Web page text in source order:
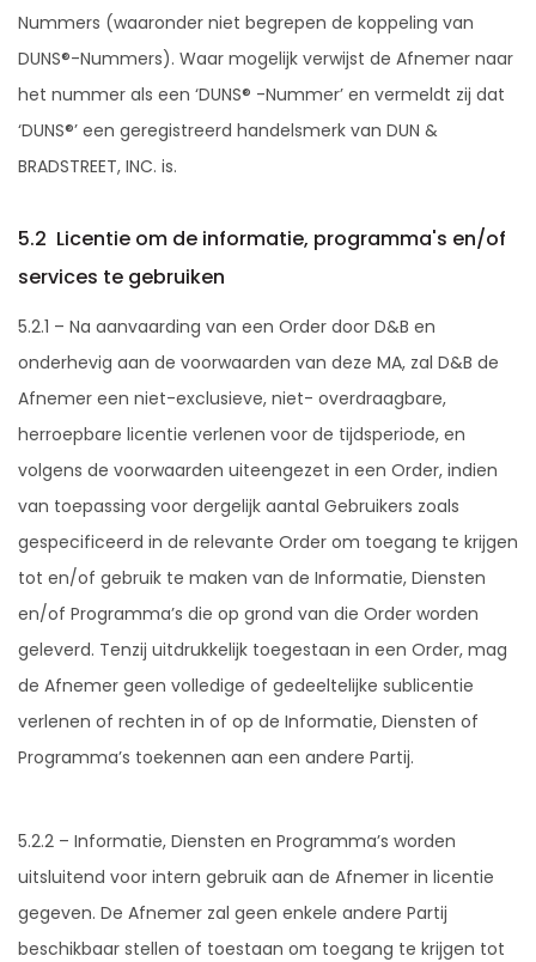
Nummers (waaronder niet begrepen de koppeling van
DUNS®-Nummers). Waar mogelijk verwijst de Afnemer naar
het nummer als een ‘DUNS® -Nummer’ en vermeldt zij dat
‘DUNS®’ een geregistreerd handelsmerk van DUN &
BRADSTREET, INC. is.
5.2 Licentie om de informatie, programma's en/of
services te gebruiken
5.2.1 – Na aanvaarding van een Order door D&B en
onderhevig aan de voorwaarden van deze MA, zal D&B de
Afnemer een niet-exclusieve, niet- overdraagbare,
herroepbare licentie verlenen voor de tijdsperiode, en
volgens de voorwaarden uiteengezet in een Order, indien
van toepassing voor dergelijk aantal Gebruikers zoals
gespecificeerd in de relevante Order om toegang te krijgen
tot en/of gebruik te maken van de Informatie, Diensten
en/of Programma’s die op grond van die Order worden
geleverd. Tenzij uitdrukkelijk toegestaan in een Order, mag
de Afnemer geen volledige of gedeeltelijke sublicentie
verlenen of rechten in of op de Informatie, Diensten of
Programma’s toekennen aan een andere Partij.
5.2.2 – Informatie, Diensten en Programma’s worden
uitsluitend voor intern gebruik aan de Afnemer in licentie
gegeven. De Afnemer zal geen enkele andere Partij
beschikbaar stellen of toestaan om toegang te krijgen tot